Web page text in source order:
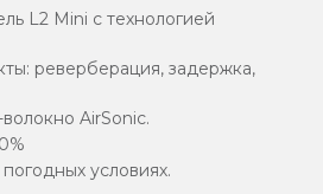
L2 Mini с технологией
реверберация, задержка,
AirSonic.
условиях.